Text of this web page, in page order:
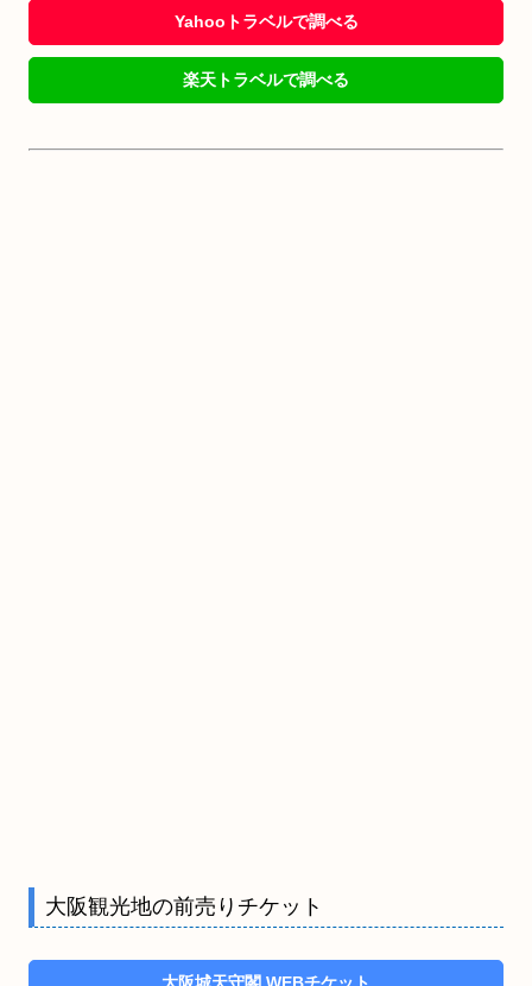
Yahooトラベルで調べる
楽天トラベルで調べる
大阪観光地の前売りチケット